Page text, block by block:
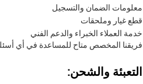
معلومات الضمان والتسجيل
قطع غيار وملحقات
خدمة العملاء الخبراء والدعم الفني
فريقنا المخصص متاح للمساعدة في أي
التعبئة والشحن: